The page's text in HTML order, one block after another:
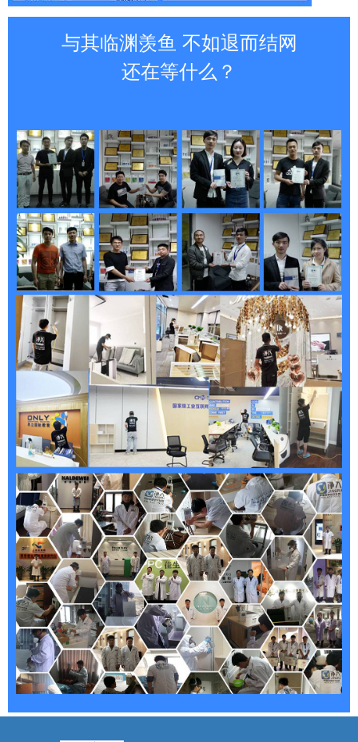
与其临渊羡鱼 不如退而结网
还在等什么？